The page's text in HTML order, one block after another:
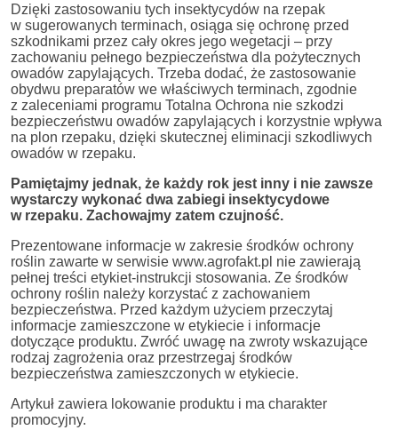
Dzięki zastosowaniu tych insektycydów na rzepak
w sugerowanych terminach, osiąga się ochronę przed
szkodnikami przez cały okres jego wegetacji – przy
zachowaniu pełnego bezpieczeństwa dla pożytecznych
owadów zapylających. Trzeba dodać, że zastosowanie
obydwu preparatów we właściwych terminach, zgodnie
z zaleceniami programu Totalna Ochrona nie szkodzi
bezpieczeństwu owadów zapylających i korzystnie wpływa
na plon rzepaku, dzięki skutecznej eliminacji szkodliwych
owadów w rzepaku.
Pamiętajmy jednak, że każdy rok jest inny i nie zawsze
wystarczy wykonać dwa zabiegi insektycydowe
w rzepaku. Zachowajmy zatem czujność.
Prezentowane informacje w zakresie środków ochrony
roślin zawarte w serwisie www.agrofakt.pl nie zawierają
pełnej treści etykiet-instrukcji stosowania. Ze środków
ochrony roślin należy korzystać z zachowaniem
bezpieczeństwa. Przed każdym użyciem przeczytaj
informacje zamieszczone w etykiecie i informacje
dotyczące produktu. Zwróć uwagę na zwroty wskazujące
rodzaj zagrożenia oraz przestrzegaj środków
bezpieczeństwa zamieszczonych w etykiecie.
Artykuł zawiera lokowanie produktu i ma charakter
promocyjny.